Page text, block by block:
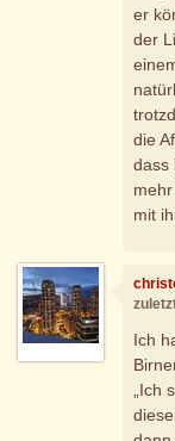
er
der
die
dass
mit
Ich
„Ich